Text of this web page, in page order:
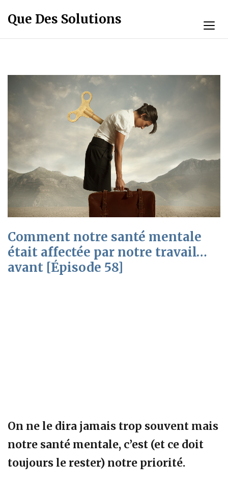
Que Des Solutions
Comment notre santé mentale
était affectée par notre travail…
avant [Épisode 58]
On ne le dira jamais trop souvent mais
notre santé mentale, c’est (et ce doit
toujours le rester) notre priorité.